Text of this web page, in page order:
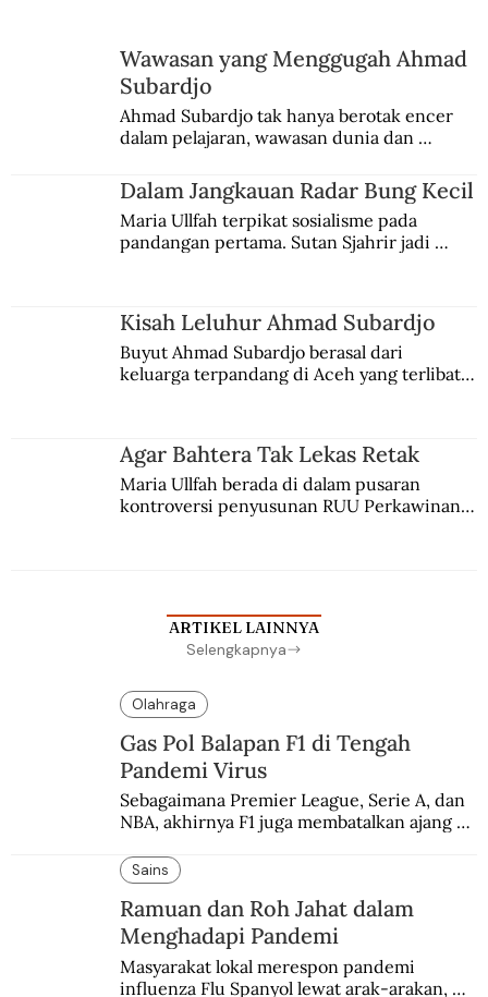
Ketika Tan Malaka Ingin Pulang
Wawasan yang Menggugah Ahmad
Subardjo
Ahmad Subardjo tak hanya berotak encer
dalam pelajaran, wawasan dunia dan
Jules Verne, Multatuli, hingga Sun Yat-sen.
Dalam Jangkauan Radar Bung Kecil
Maria Ullfah terpikat sosialisme pada
pandangan pertama. Sutan Sjahrir jadi
Kisah Leluhur Ahmad Subardjo
Buyut Ahmad Subardjo berasal dari
keluarga terpandang di Aceh yang terlibat
Agar Bahtera Tak Lekas Retak
Maria Ullfah berada di dalam pusaran
kontroversi penyusunan RUU Perkawinan.
ARTIKEL LAINNYA
Selengkapnya
Olahraga
Gas Pol Balapan F1 di Tengah
Pandemi Virus
Sebagaimana Premier League, Serie A, dan
NBA, akhirnya F1 juga membatalkan ajang
enam dekade lampau.
Sains
Ramuan dan Roh Jahat dalam
Menghadapi Pandemi
Masyarakat lokal merespon pandemi
influenza Flu Spanyol lewat arak-arakan,